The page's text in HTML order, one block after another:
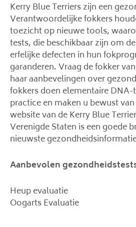
Kerry Blue Terriers zijn een
Verantwoordelijke fokkers
toezicht op nieuwe tools,
tests, die beschikbaar zijn om
erfelijke defecten in hun
garanderen. Vraag de fokker
haar aanbevelingen over
fokkers doen elementaire DNA-
practice en maken u bewust
website van de Kerry Blue
Verenigde Staten is een goede
nieuwste
Aanbevolen
Heup evaluatie
Oogarts Evaluatie